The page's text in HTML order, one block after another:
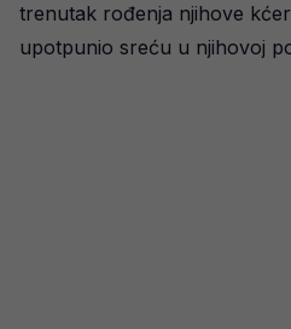
trenutak rođenja njihove
upotpunio sreću u njihovoj